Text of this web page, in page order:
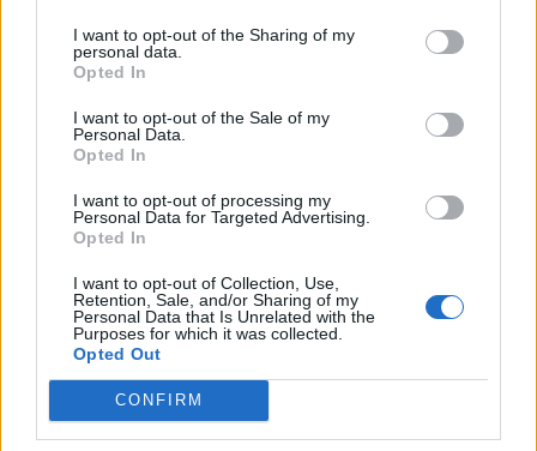
I want to opt-out of the Sharing of my
personal data.
Opted In
I want to opt-out of the Sale of my
Personal Data.
Opted In
I want to opt-out of processing my
Personal Data for Targeted Advertising.
Opted In
I want to opt-out of Collection, Use,
Retention, Sale, and/or Sharing of my
Personal Data that Is Unrelated with the
Purposes for which it was collected.
Opted Out
CONFIRM